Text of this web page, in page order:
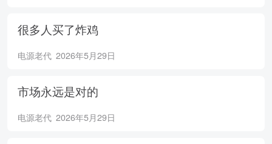
很多人买了炸鸡
电源老代 2026年5月29日
市场永远是对的
电源老代 2026年5月29日